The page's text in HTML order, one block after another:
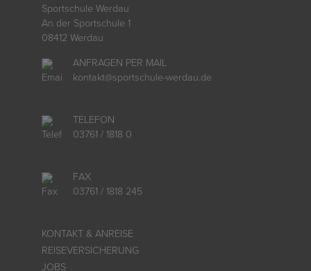
Sportschule Werdau
An der Sportschule 1
08412 Werdau
ANFRAGEN PER MAIL
kontakt@sportschule-werdau.de
TELEFON
03761 / 1818 0
FAX
03761 / 1818 245
KONTAKT & ANREISE
REISEVERSICHERUNG
JOBS